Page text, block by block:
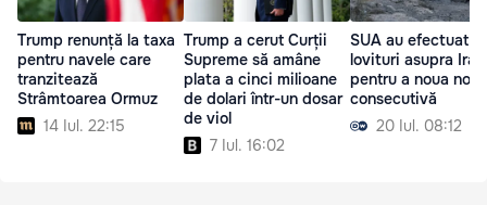
Trump renunță la taxa
pentru navele care
tranzitează
Strâmtoarea Ormuz
14 Iul. 22:15
Trump a cerut Curții
Supreme să amâne
plata a cinci milioane
de dolari într-un dosar
de viol
7 Iul. 16:02
SUA au efectuat
lovituri asupra
pentru a noua
consecutivă
20 Iul. 08:12